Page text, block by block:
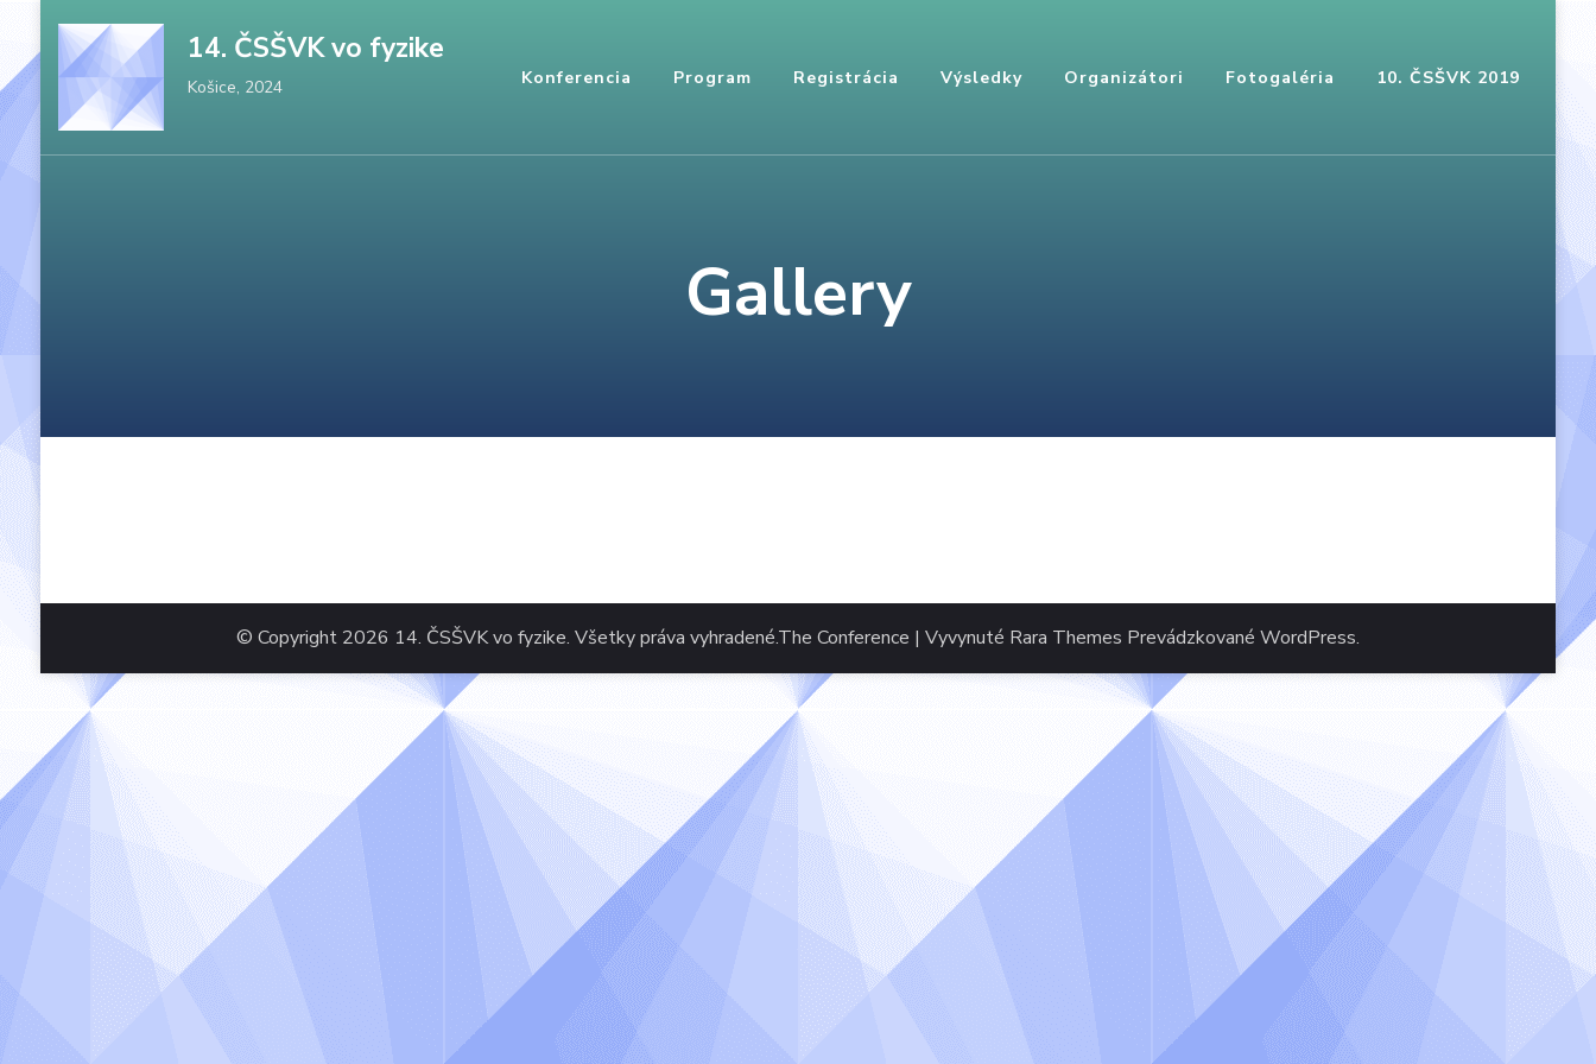
Skočiť
na
obsah
(stlačte
14. ČSŠVK vo fyzike
Košice, 2024 Konferencia Program Registrácia Výsledky Organizátori Fotogaléria 10. ČSŠVK 2019
Gallery
© Copyright 2026 14. ČSŠVK vo fyzike. Všetky práva vyhradené.The Conference | Vyvynuté Rara Themes Prevádzkované WordPress.